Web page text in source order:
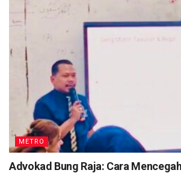
METRO
Advokad Bung Raja: Cara